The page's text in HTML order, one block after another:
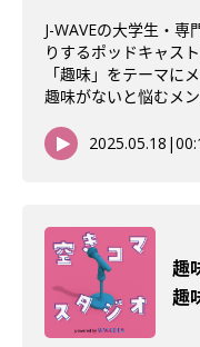
J-WAVEの大学生・専
りするポッドキャス
「趣味」をテーマに
趣味がないと悩むメ
2025.05.18 |
趣
趣